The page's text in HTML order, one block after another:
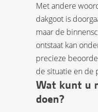
Met andere
dakgoot is
maar de
ontstaat kan
precieze
de situatie en de
Wat kunt u
doen?